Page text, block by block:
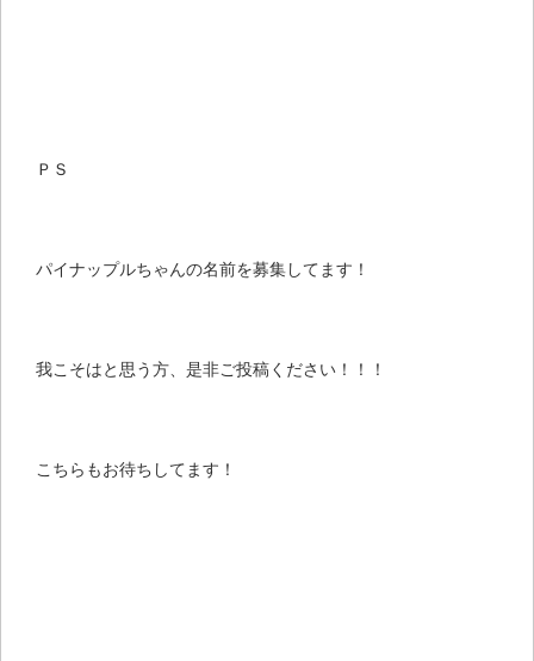
ＰＳ
パイナップルちゃんの名前を募集してます！
我こそはと思う方、是非ご投稿ください！！！
こちらもお待ちしてます！